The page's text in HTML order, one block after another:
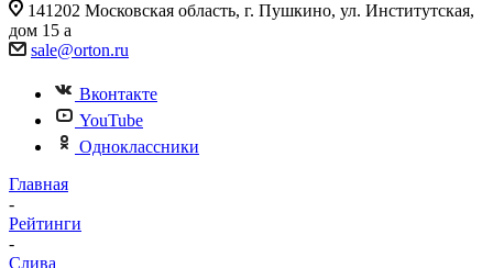
141202 Московская область, г. Пушкино, ул. Институтская,
дом 15 а
sale@orton.ru
Вконтакте
YouTube
Одноклассники
Главная
-
Рейтинги
-
Слива